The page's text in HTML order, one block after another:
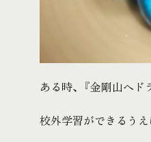
ある時、『金剛山へ
校外学習ができるう